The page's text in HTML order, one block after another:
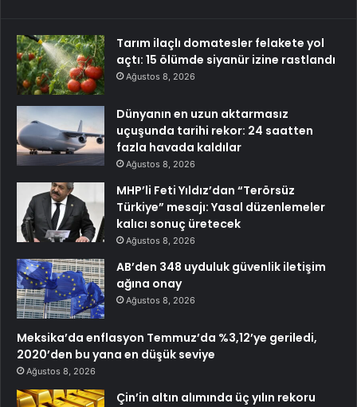
Tarım ilaçlı domatesler felakete yol
açtı: 15 ölümde siyanür izine rastlandı
Ağustos 8, 2026
Dünyanın en uzun aktarmasız
uçuşunda tarihi rekor: 24 saatten
fazla havada kaldılar
Ağustos 8, 2026
MHP’li Feti Yıldız’dan “Terörsüz
Türkiye” mesajı: Yasal düzenlemeler
kalıcı sonuç üretecek
Ağustos 8, 2026
AB’den 348 uyduluk güvenlik iletişim
ağına onay
Ağustos 8, 2026
Meksika’da enflasyon Temmuz’da %3,12’ye geriledi,
2020’den bu yana en düşük seviye
Ağustos 8, 2026
Çin’in altın alımında üç yılın rekoru